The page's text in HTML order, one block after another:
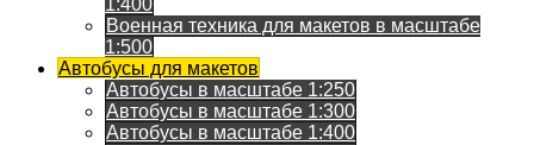
1:400
Военная техника для макетов в масштабе
1:500
Автобусы для макетов
Автобусы в масштабе 1:250
Автобусы в масштабе 1:300
Автобусы в масштабе 1:400